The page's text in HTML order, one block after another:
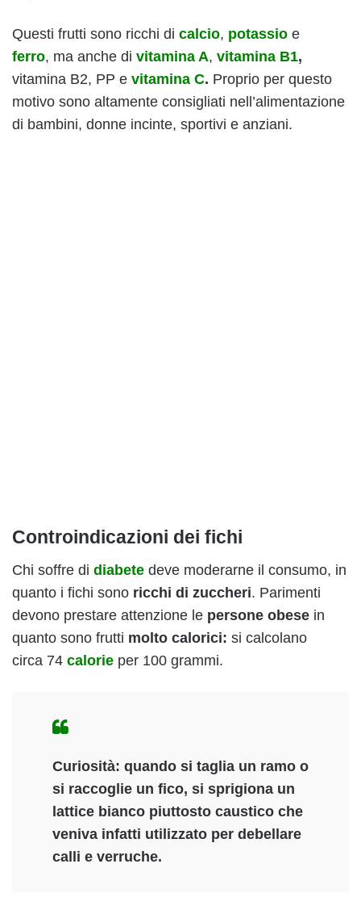
Questi frutti sono ricchi di calcio, potassio e
ferro, ma anche di vitamina A, vitamina B1,
vitamina B2, PP e vitamina C. Proprio per questo
motivo sono altamente consigliati nell’alimentazione
di bambini, donne incinte, sportivi e anziani.
Controindicazioni dei fichi
Chi soffre di diabete deve moderarne il consumo, in
quanto i fichi sono ricchi di zuccheri. Parimenti
devono prestare attenzione le persone obese in
quanto sono frutti molto calorici: si calcolano
circa 74 calorie per 100 grammi.
Curiosità: quando si taglia un ramo o
si raccoglie un fico, si sprigiona un
lattice bianco piuttosto caustico che
veniva infatti utilizzato per debellare
calli e verruche.